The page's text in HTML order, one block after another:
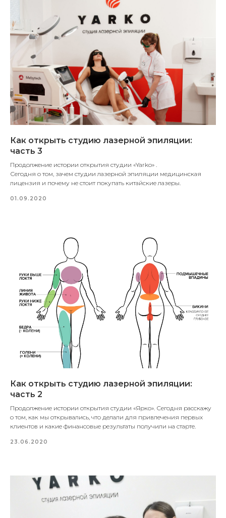
Как открыть студию лазерной эпиляции:
часть 3
Продолжение истории открытия студии «Yarko» .
Сегодня о том, зачем студии лазерной эпиляции медицинская
лицензия и почему не стоит покупать китайские лазеры.
01.09.2020
Как открыть студию лазерной эпиляции:
часть 2
Продолжение истории открытия студии «Ярко». Сегодня расскажу
о том, как мы открывались, что делали для привлечения первых
клиентов и какие финансовые результаты получили на старте.
23.06.2020